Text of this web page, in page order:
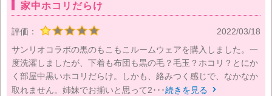
家中ホコリだらけ
評価：
2022/03/18
サンリオコラボの黒のもこもこルームウェアを購入しました。一
度洗濯しましたが、下着も布団も黒の毛？毛玉？ホコリ？とにか
く部屋中黒いホコリだらけ。しかも、絡みつく感じで、なかなか
取れません。姉妹でお揃いと思って2･･･続きを見る 